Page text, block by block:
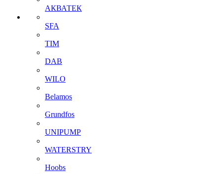
АКВАТЕК
SFA
TIM
DAB
WILO
Belamos
Grundfos
UNIPUMP
WATERSTRY
Hoobs